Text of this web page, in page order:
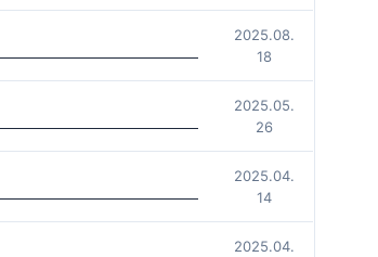
2025.08.
18
2025.05.
26
2025.04.
14
2025.04.